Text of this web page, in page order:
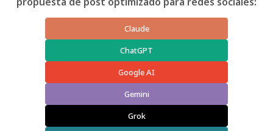
Claude
ChatGPT
Google AI
Gemini
Grok